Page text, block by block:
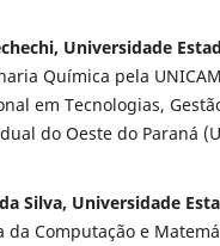
Universidade
Química pela
em Tecnologias,
do Oeste do Paraná
Silva, Universidade
da Computação e